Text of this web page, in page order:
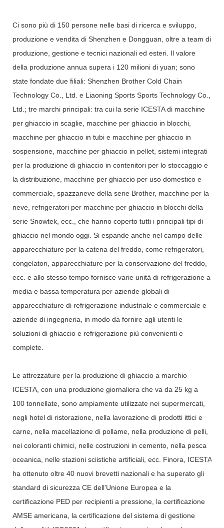
Ci sono più di 150 persone nelle basi di ricerca e sviluppo,
produzione e vendita di Shenzhen e Dongguan, oltre a team di
produzione, gestione e tecnici nazionali ed esteri. Il valore
della produzione annua supera i 120 milioni di yuan; sono
state fondate due filiali: Shenzhen Brother Cold Chain
Technology Co., Ltd. e Liaoning Sports Sports Technology Co.,
Ltd.; tre marchi principali: tra cui la serie ICESTA di macchine
per ghiaccio in scaglie, macchine per ghiaccio in blocchi,
macchine per ghiaccio in tubi e macchine per ghiaccio in
sospensione, macchine per ghiaccio in pellet, sistemi integrati
per la produzione di ghiaccio in contenitori per lo stoccaggio e
la distribuzione, macchine per ghiaccio per uso domestico e
commerciale, spazzaneve della serie Brother, macchine per la
neve, refrigeratori per macchine per ghiaccio in blocchi della
serie Snowtek, ecc., che hanno coperto tutti i principali tipi di
ghiaccio nel mondo oggi. Si espande anche nel campo delle
apparecchiature per la catena del freddo, come refrigeratori,
congelatori, apparecchiature per la conservazione del freddo,
ecc. e allo stesso tempo fornisce varie unità di refrigerazione a
media e bassa temperatura per aziende globali di
apparecchiature di refrigerazione industriale e commerciale e
aziende di ingegneria, in modo da fornire agli utenti le
soluzioni di ghiaccio e refrigerazione più convenienti e
complete.
Le attrezzature per la produzione di ghiaccio a marchio
ICESTA, con una produzione giornaliera che va da 25 kg a
100 tonnellate, sono ampiamente utilizzate nei supermercati,
negli hotel di ristorazione, nella lavorazione di prodotti ittici e
carne, nella macellazione di pollame, nella produzione di pelli,
nei coloranti chimici, nelle costruzioni in cemento, nella pesca
oceanica, nelle stazioni sciistiche artificiali, ecc. Finora, ICESTA
ha ottenuto oltre 40 nuovi brevetti nazionali e ha superato gli
standard di sicurezza CE dell'Unione Europea e la
certificazione PED per recipienti a pressione, la certificazione
AMSE americana, la certificazione del sistema di gestione